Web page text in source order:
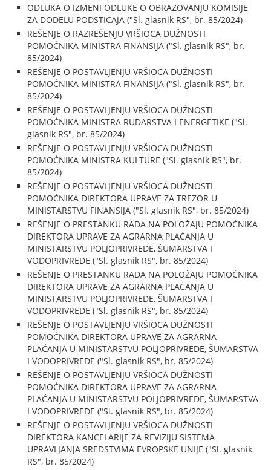
ODLUKA O IZMENI ODLUKE O OBRAZOVANJU KOMISIJE
ZA DODELU PODSTICAJA ("Sl. glasnik RS", br. 85/2024)
REŠENJE O RAZREŠENJU VRŠIOCA DUŽNOSTI
POMOĆNIKA MINISTRA FINANSIJA ("Sl. glasnik RS", br.
85/2024)
REŠENJE O POSTAVLJENJU VRŠIOCA DUŽNOSTI
POMOĆNIKA MINISTRA FINANSIJA ("Sl. glasnik RS", br.
85/2024)
REŠENJE O POSTAVLJENJU VRŠIOCA DUŽNOSTI
POMOĆNIKA MINISTRA RUDARSTVA I ENERGETIKE ("Sl.
glasnik RS", br. 85/2024)
REŠENJE O POSTAVLJENJU VRŠIOCA DUŽNOSTI
POMOĆNIKA MINISTRA KULTURE ("Sl. glasnik RS", br.
85/2024)
REŠENJE O POSTAVLJENJU VRŠIOCA DUŽNOSTI
POMOĆNIKA DIREKTORA UPRAVE ZA TREZOR U
MINISTARSTVU FINANSIJA ("Sl. glasnik RS", br. 85/2024)
REŠENJE O PRESTANKU RADA NA POLOŽAJU POMOĆNIKA
DIREKTORA UPRAVE ZA AGRARNA PLAĆANJA U
MINISTARSTVU POLJOPRIVREDE, ŠUMARSTVA I
VODOPRIVREDE ("Sl. glasnik RS", br. 85/2024)
REŠENJE O PRESTANKU RADA NA POLOŽAJU POMOĆNIKA
DIREKTORA UPRAVE ZA AGRARNA PLAĆANJA U
MINISTARSTVU POLJOPRIVREDE, ŠUMARSTVA I
VODOPRIVREDE ("Sl. glasnik RS", br. 85/2024)
REŠENJE O POSTAVLJENJU VRŠIOCA DUŽNOSTI
POMOĆNIKA DIREKTORA UPRAVE ZA AGRARNA
PLAĆANJA U MINISTARSTVU POLJOPRIVREDE, ŠUMARSTVA
I VODOPRIVREDE ("Sl. glasnik RS", br. 85/2024)
REŠENJE O POSTAVLJENJU VRŠIOCA DUŽNOSTI
POMOĆNIKA DIREKTORA UPRAVE ZA AGRARNA
PLAĆANJA U MINISTARSTVU POLJOPRIVREDE, ŠUMARSTVA
I VODOPRIVREDE ("Sl. glasnik RS", br. 85/2024)
REŠENJE O POSTAVLJENJU VRŠIOCA DUŽNOSTI
DIREKTORA KANCELARIJE ZA REVIZIJU SISTEMA
UPRAVLJANJA SREDSTVIMA EVROPSKE UNIJE ("Sl. glasnik
RS", br. 85/2024)